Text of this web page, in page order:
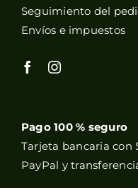
Seguimiento del
Envíos e impuestos
Pago 100 % seguro
Tarjeta bancaria con
PayPal y